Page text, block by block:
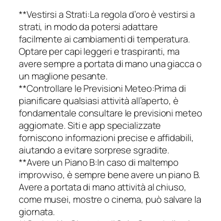
**Vestirsi a Strati:La regola d’oro è vestirsi a
strati, in modo da potersi adattare
facilmente ai cambiamenti di temperatura.
Optare per capi leggeri e traspiranti, ma
avere sempre a portata di mano una giacca o
un maglione pesante.
**Controllare le Previsioni Meteo:Prima di
pianificare qualsiasi attività all’aperto, è
fondamentale consultare le previsioni meteo
aggiornate. Siti e app specializzate
forniscono informazioni precise e affidabili,
aiutando a evitare sorprese sgradite.
**Avere un Piano B:In caso di maltempo
improvviso, è sempre bene avere un piano B.
Avere a portata di mano attività al chiuso,
come musei, mostre o cinema, può salvare la
giornata.